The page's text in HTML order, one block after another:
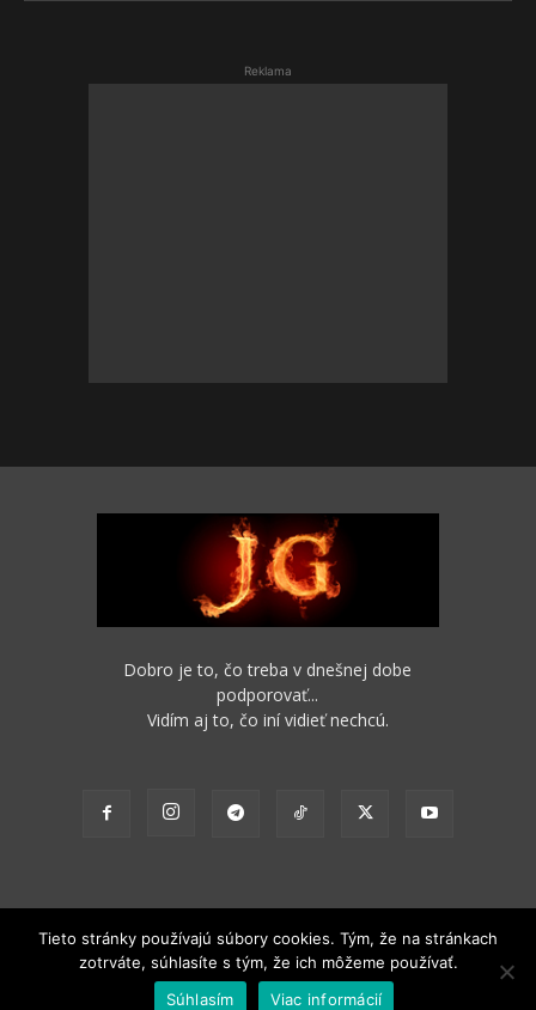
Reklama
Dobro je to, čo treba v dnešnej dobe
podporovať...
Vidím aj to, čo iní vidieť nechcú.
2012 - 2022 Obsah stránok je možné s funkčným odkazom na pôvodný
zdroj ďalej nekomerčne šíriť.
Tieto stránky používajú súbory cookies. Tým, že na stránkach
zotrváte, súhlasíte s tým, že ich môžeme používať.
Súhlasím
Viac informácií